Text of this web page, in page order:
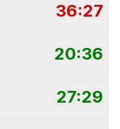
36:27
20:36
27:29